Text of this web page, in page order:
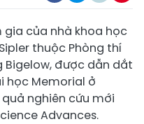
gia của nhà khoa học
thuộc Phòng thí
Bigelow, được dẫn dắt
học Memorial ở
nghiên cứu mới
Advances.